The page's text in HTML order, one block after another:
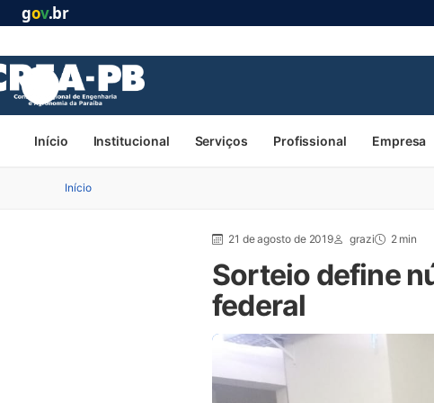
gov.br
Início Institucional Serviços Profissional Empresa
Início
21 de agosto de 2019 grazi 2 min
Sorteio define
federal